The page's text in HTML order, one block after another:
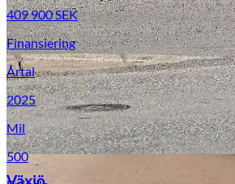
409 900SEK
Finansiering
Årtal
2025
Mil
500